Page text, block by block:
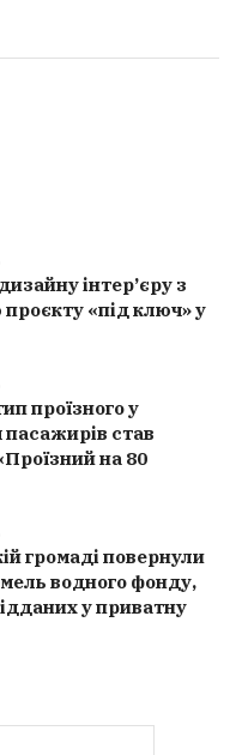
інтер’єру з
проєкту «під ключ» у
проїзного у
пасажирів став
на 80
громаді повернули
водного фонду,
у приватну